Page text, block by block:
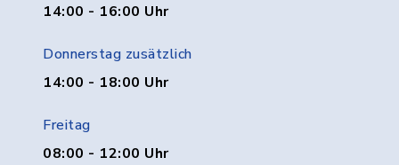
14:00 - 16:00 Uhr
Donnerstag zusätzlich
14:00 - 18:00 Uhr
Freitag
08:00 - 12:00 Uhr